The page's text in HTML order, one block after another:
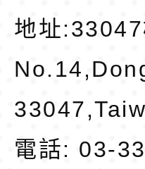
地址:
電話: 03-